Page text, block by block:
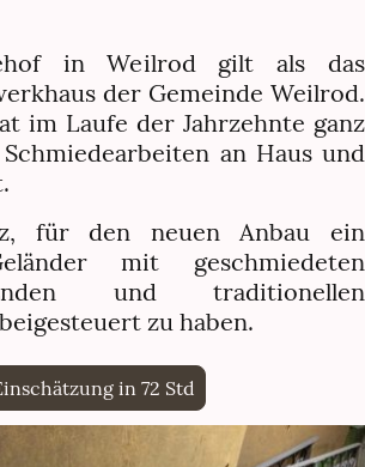
in Weilrod gilt als das
der Gemeinde Weilrod.
im Laufe der Jahrzehnte ganz
an Haus und
für den neuen Anbau ein
mit geschmiedeten
und traditionellen
zu haben.
in 72 Std